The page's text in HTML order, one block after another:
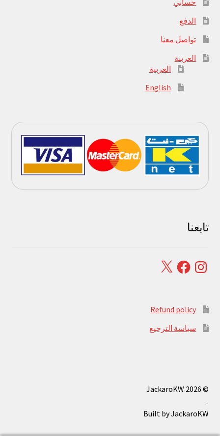
الدفع
تواصل معنا
العربية
العربية
English
تابعنا
Instagram
Facebook
X
Refund policy
سياسة الترجيع
© JackaroKW 2026
.